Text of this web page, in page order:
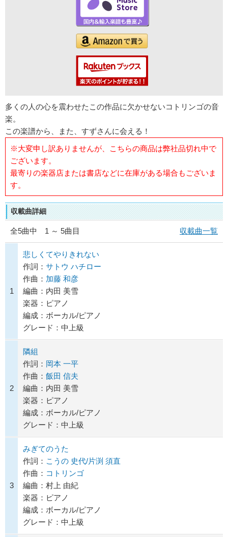
多くの人の心を震わせたこの作品に欠かせないコトリンゴの音
楽。
この楽譜から、また、すずさんに会える！
※大変申し訳ありませんが、こちらの商品は弊社品切れ中で
ございます。
最寄りの楽器店または書店などに在庫がある場合もございま
す。
収載曲詳細
全5曲中 1 ～ 5曲目 収載曲一覧
1
悲しくてやりきれない
作詞： サトウ ハチロー
作曲： 加藤 和彦
編曲：内田 美雪
楽器：ピアノ
編成：ボーカル/ピアノ
グレード：中上級
2
隣組
作詞： 岡本 一平
作曲： 飯田 信夫
編曲：内田 美雪
楽器：ピアノ
編成：ボーカル/ピアノ
グレード：中上級
3
みぎてのうた
作詞： こうの 史代/片渕 須直
作曲： コトリンゴ
編曲：村上 由紀
楽器：ピアノ
編成：ボーカル/ピアノ
グレード：中上級